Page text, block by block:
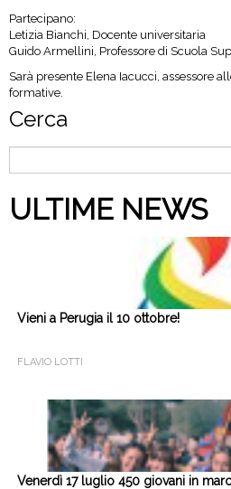
Partecipano:
Letizia Bianchi, Docente universitaria
Guido Armellini, Professore di Scuola
Sarà presente Elena Iacucci, assessore
formative.
Cerca
per:
ULTIME NEWS
Vieni a Perugia il 10 ottobre!
FLAVIO LOTTI
Venerdì 17 luglio 450 giovani in